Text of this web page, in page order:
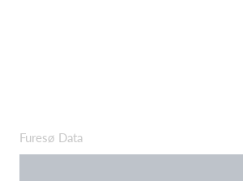
Furesø Data